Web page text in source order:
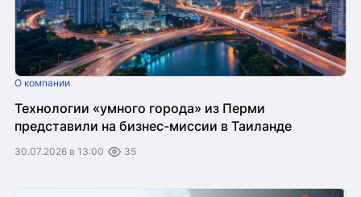
О компании
Технологии «умного города» из Перми
представили на бизнес-миссии в Таиланде
30.07.2026 в 13:00 35